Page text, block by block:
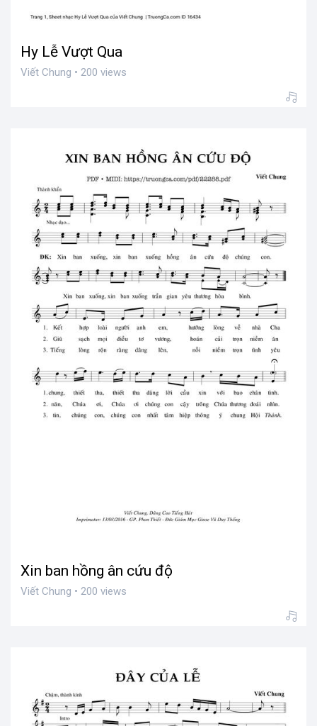
Hy Lễ Vượt Qua
Viết Chung • 200 views
Xin ban hồng ân cứu độ
Viết Chung • 200 views